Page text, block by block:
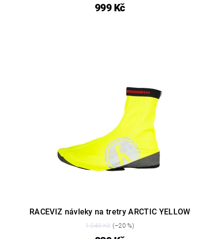
999 Kč
RACEVIZ návleky na tretry ARCTIC YELLOW
1 049 Kč (–20 %)